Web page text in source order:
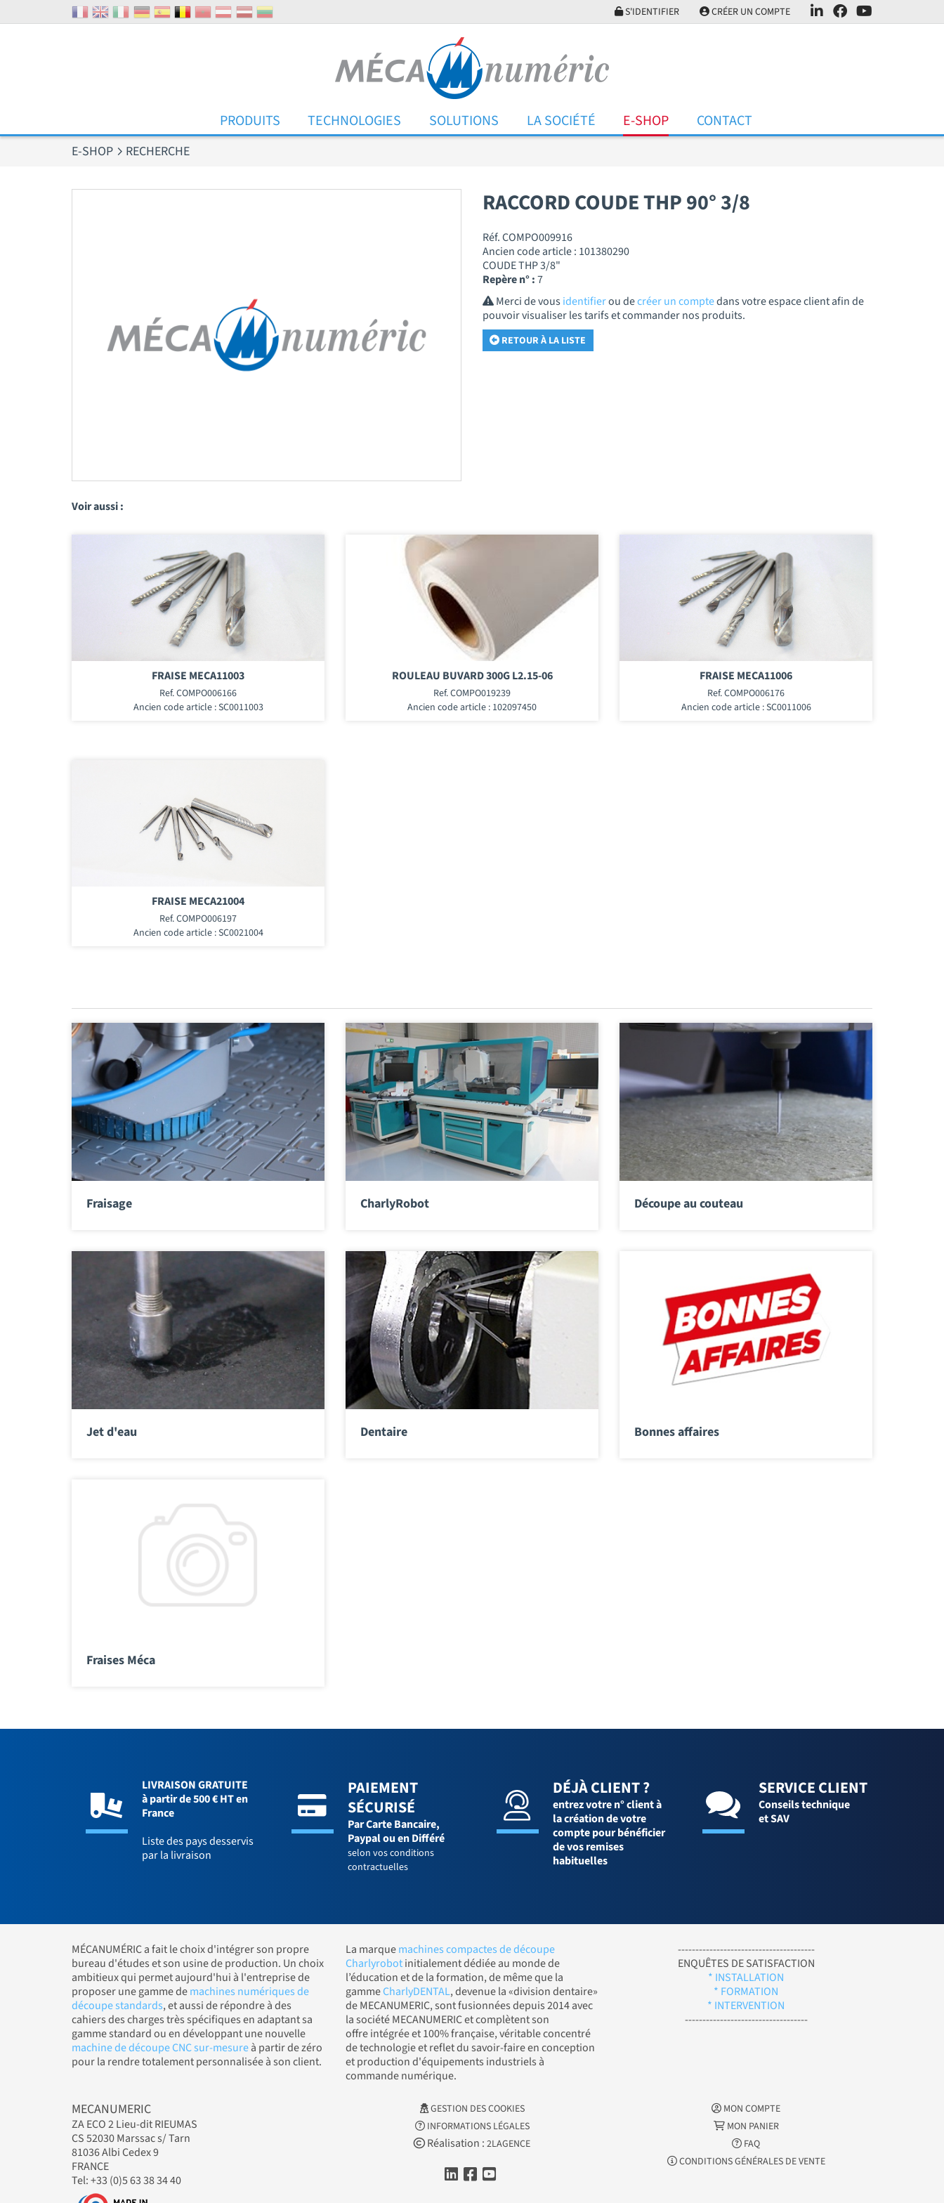
S'IDENTIFIER CRÉER UN COMPTE
PRODUITS TECHNOLOGIES SOLUTIONS LA SOCIÉTÉ E-SHOP CONTACT
E-SHOP RECHERCHE
RACCORD COUDE THP 90° 3/8
Réf. COMPO009916
Ancien code article : 101380290
COUDE THP 3/8"
Repère n° :7
Merci de vousidentifierou decréer un comptedans votre espace client afin de
pouvoir visualiser les tarifs et commander nos produits.
RETOUR À LA LISTE
Voir aussi :
FRAISE MECA11003
Ref. COMPO006166
Ancien code article : SC0011003
ROULEAU BUVARD 300G L2.15-06
Ref. COMPO019239
Ancien code article : 102097450
FRAISE MECA11006
Ref. COMPO006176
Ancien code article : SC0011006
FRAISE MECA21004
Ref. COMPO006197
Ancien code article : SC0021004
Fraisage CharlyRobot Découpe au couteau
Jet d'eau Dentaire Bonnes affaires
Fraises Méca
LIVRAISON GRATUITE
à partir de 500 € HT en
France
Liste des pays desservis
par la livraison
PAIEMENT
SÉCURISÉ
Par Carte Bancaire,
Paypal ou en Différé
selon vos conditions
contractuelles
DÉJÀ CLIENT ?
entrez votre n° client à
la création de votre
compte pour bénéficier
de vos remises
habituelles
SERVICE CLIENT
Conseils technique
et SAV
MÉCANUMÉRIC a fait le choix d'intégrer son propre
bureau d'études et son usine de production. Un choix
ambitieux qui permet aujourd'hui à l'entreprise de
proposer une gamme demachines numériques de
découpe standards, et aussi de répondre à des
cahiers des charges très spécifiques en adaptant sa
gamme standard ou en développant une nouvelle
machine de découpe CNC sur-mesureà partir de zéro
pour la rendre totalement personnalisée à son client.
La marquemachines compactes de découpe
Charlyrobotinitialement dédiée au monde de
l’éducation et de la formation, de même que la
gammeCharlyDENTAL, devenue la «division dentaire»
de MECANUMERIC, sont fusionnées depuis 2014 avec
la société MECANUMERIC et complètent son
offre intégrée et 100% française, véritable concentré
de technologie et reflet du savoir-faire en conception
et production d'équipements industriels à
commande numérique.
---------------------------------------
ENQUÊTES DE SATISFACTION
* INSTALLATION
* FORMATION
* INTERVENTION
-----------------------------------
MECANUMERIC
ZA ECO 2 Lieu-dit RIEUMAS
CS 52030 Marssac s/ Tarn
81036 Albi Cedex 9
FRANCE
Tel: +33 (0)5 63 38 34 40
GESTION DES COOKIES
INFORMATIONS LÉGALES
Réalisation : 2LAGENCE
MON COMPTE
MON PANIER
FAQ
CONDITIONS GÉNÉRALES DE VENTE
Panneau de gestion des cookies